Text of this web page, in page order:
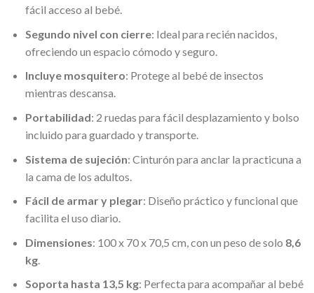
fácil acceso al bebé.
Segundo nivel con cierre: Ideal para recién nacidos,
ofreciendo un espacio cómodo y seguro.
Incluye mosquitero: Protege al bebé de insectos
mientras descansa.
Portabilidad: 2 ruedas para fácil desplazamiento y bolso
incluido para guardado y transporte.
Sistema de sujeción: Cinturón para anclar la practicuna a
la cama de los adultos.
Fácil de armar y plegar: Diseño práctico y funcional que
facilita el uso diario.
Dimensiones: 100 x 70 x 70,5 cm, con un peso de solo 8,6
kg.
Soporta hasta 13,5 kg: Perfecta para acompañar al bebé